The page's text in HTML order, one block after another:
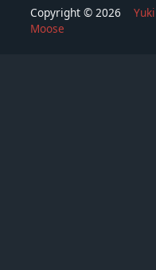
Copyright © 2026
Moose